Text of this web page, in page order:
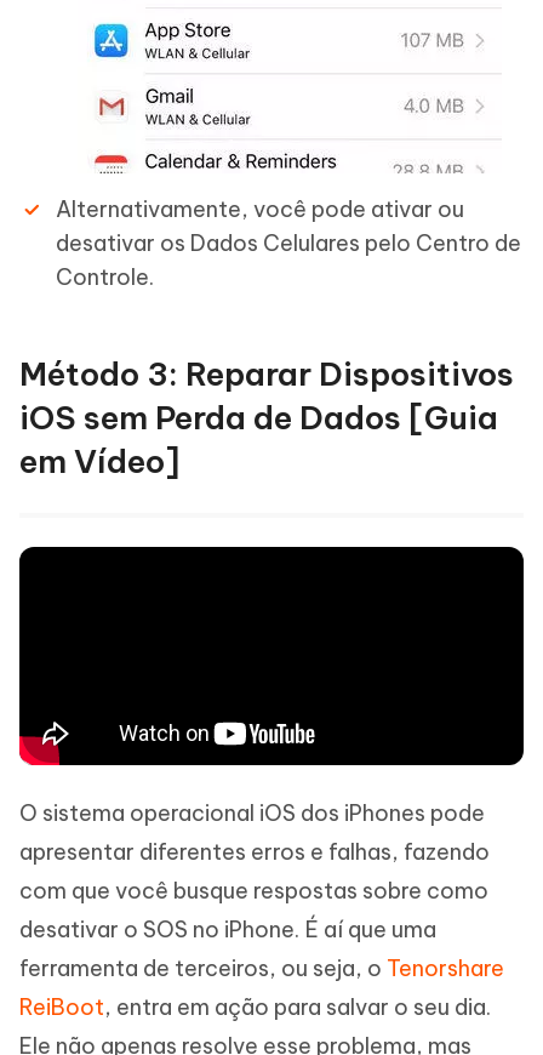
Alternativamente, você pode ativar ou
desativar os Dados Celulares pelo Centro de
Controle.
Método 3: Reparar Dispositivos
iOS sem Perda de Dados [Guia
em Vídeo]
O sistema operacional iOS dos iPhones pode
apresentar diferentes erros e falhas, fazendo
com que você busque respostas sobre como
desativar o SOS no iPhone. É aí que uma
ferramenta de terceiros, ou seja, o Tenorshare
ReiBoot, entra em ação para salvar o seu dia.
Ele não apenas resolve esse problema, mas